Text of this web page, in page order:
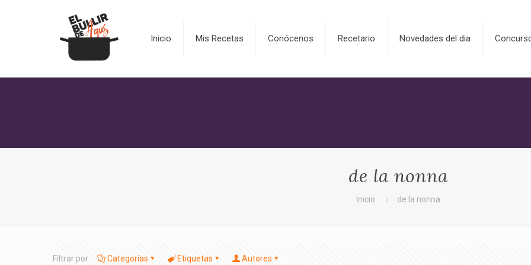
Inicio Mis Recetas Conócenos Recetario Novedades del dia
de la nonna
Inicio de la nonna
Filtrar por Categorías Etiquetas Autores